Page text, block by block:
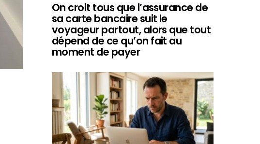
On croit tous que l’assurance de
sa carte bancaire suit le
voyageur partout, alors que tout
dépend de ce qu’on fait au
moment de payer